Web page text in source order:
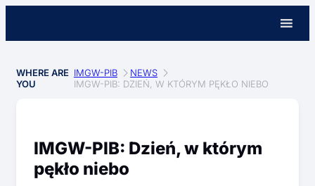
WHERE ARE
YOU
IMGW-PIB
NEWS
IMGW-PIB: DZIEŃ, W KTÓRYM PĘKŁO NIEBO
IMGW-PIB: Dzień, w którym
pękło niebo